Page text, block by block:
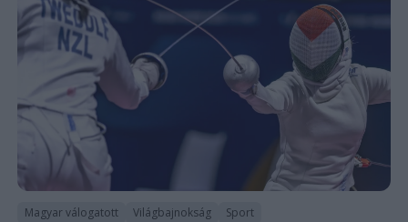
Magyar válogatott Világbajnokság Sport